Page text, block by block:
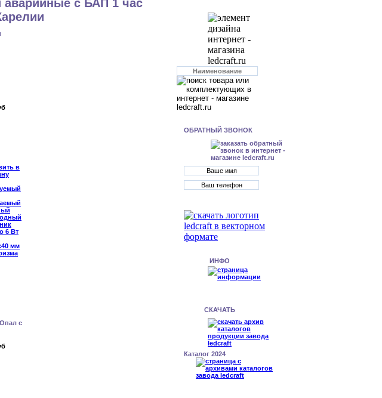
аварийные с БАП 1 час
с
ОБРАТНЫЙ ЗВОНОК
ИНФО
СКАЧАТЬ
Каталог 2024